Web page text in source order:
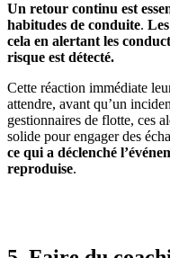
Un retour continu est
habitudes de conduite.
cela en alertant les
risque est détecté.
Cette réaction immédiate
attendre, avant qu’un
gestionnaires de flotte, ces
solide pour engager des
ce qui a déclenché
reproduise.